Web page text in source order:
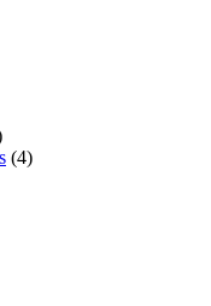
(4)